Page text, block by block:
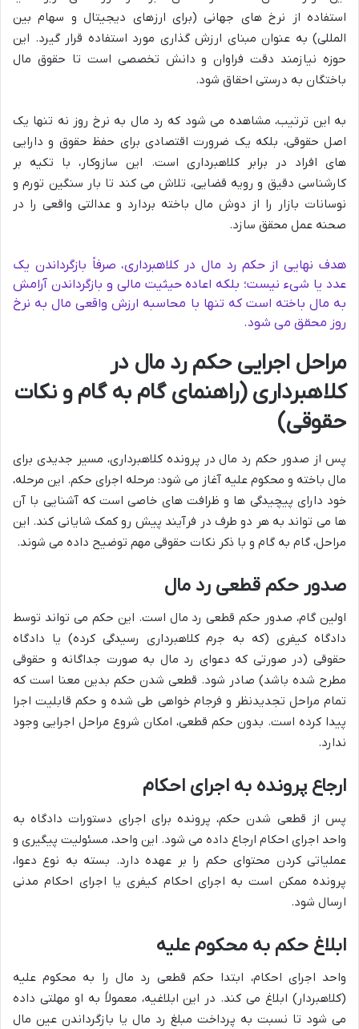
استفاده از نرخ های جهانی (برای ارزهای دیجیتال و سهام بین
المللی) به عنوان مبنای ارزش گذاری مورد استفاده قرار گیرد. این
حوزه نیازمند دقت فراوان و دانش تخصصی است تا حقوق مال
باختگان به درستی احقاق شود.
به این ترتیب، مشاهده می شود که رد مال به نرخ روز نه تنها یک
اصل حقوقی، بلکه یک ضرورت اقتصادی برای حفظ حقوق و دارایی
های افراد در برابر کلاهبرداری است. این سازوکار، با تکیه بر
کارشناسی دقیق و رویه قضایی، تلاش می کند تا بار سنگین تورم و
نوسانات بازار را از دوش مال باخته بردارد و عدالتی واقعی را در
صحنه عمل محقق سازد.
هدف نهایی از حکم رد مال در کلاهبرداری، صرفاً بازگرداندن یک
عدد یا شیء نیست؛ بلکه اعاده حیثیت مالی و بازگرداندن آرامش
به مال باخته است که تنها با محاسبه ارزش واقعی مال به نرخ
روز محقق می شود.
مراحل اجرایی حکم رد مال در
کلاهبرداری (راهنمای گام به گام و نکات
حقوقی)
پس از صدور حکم رد مال در پرونده کلاهبرداری، مسیر جدیدی برای
مال باخته و محکوم علیه آغاز می شود: مرحله اجرای حکم. این مرحله،
خود دارای پیچیدگی ها و ظرافت های خاصی است که آشنایی با آن
ها می تواند به هر دو طرف در فرآیند پیش رو کمک شایانی کند. این
مراحل، گام به گام و با ذکر نکات حقوقی مهم توضیح داده می شوند.
صدور حکم قطعی رد مال
اولین گام، صدور حکم قطعی رد مال است. این حکم می تواند توسط
دادگاه کیفری (که به جرم کلاهبرداری رسیدگی کرده) یا دادگاه
حقوقی (در صورتی که دعوای رد مال به صورت جداگانه و حقوقی
مطرح شده باشد) صادر شود. قطعی شدن حکم بدین معنا است که
تمام مراحل تجدیدنظر و فرجام خواهی طی شده و حکم قابلیت اجرا
پیدا کرده است. بدون حکم قطعی، امکان شروع مراحل اجرایی وجود
ندارد.
ارجاع پرونده به اجرای احکام
پس از قطعی شدن حکم، پرونده برای اجرای دستورات دادگاه به
واحد اجرای احکام ارجاع داده می شود. این واحد، مسئولیت پیگیری و
عملیاتی کردن محتوای حکم را بر عهده دارد. بسته به نوع دعوا،
پرونده ممکن است به اجرای احکام کیفری یا اجرای احکام مدنی
ارسال شود.
ابلاغ حکم به محکوم علیه
واحد اجرای احکام، ابتدا حکم قطعی رد مال را به محکوم علیه
(کلاهبردار) ابلاغ می کند. در این ابلاغیه، معمولاً به او مهلتی داده
می شود تا نسبت به پرداخت مبلغ رد مال یا بازگرداندن عین مال